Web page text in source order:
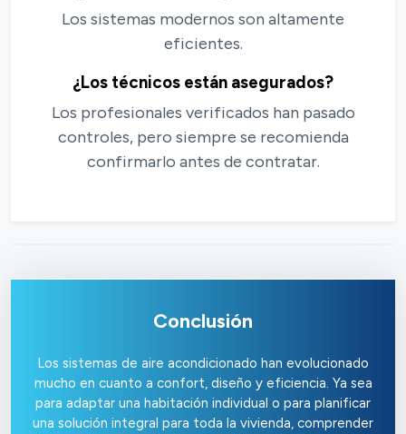
Los sistemas modernos son altamente
eficientes.
¿Los técnicos están asegurados?
Los profesionales verificados han pasado
controles, pero siempre se recomienda
confirmarlo antes de contratar.
Conclusión
Los sistemas de aire acondicionado han evolucionado
mucho en cuanto a confort, diseño y eficiencia. Ya sea
para adaptar una habitación individual o para planificar
una solución integral para toda la vivienda, comprender